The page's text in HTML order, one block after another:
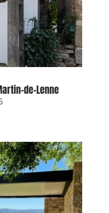
de-Lenne